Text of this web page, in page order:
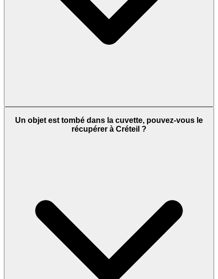
Un objet est tombé dans la cuvette, pouvez-vous le
récupérer à Créteil ?